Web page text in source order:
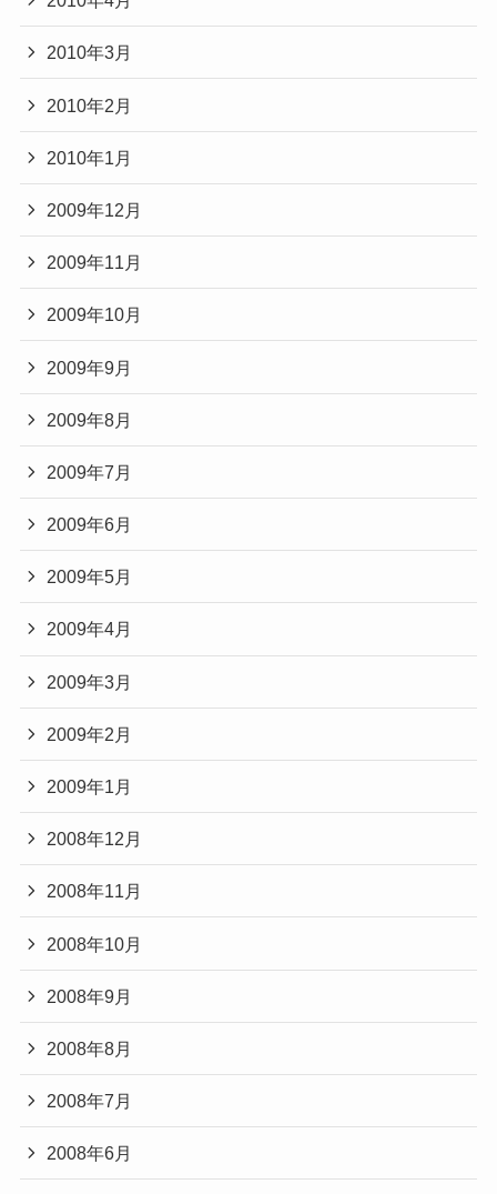
2010年3月
2010年2月
2010年1月
2009年12月
2009年11月
2009年10月
2009年9月
2009年8月
2009年7月
2009年6月
2009年5月
2009年4月
2009年3月
2009年2月
2009年1月
2008年12月
2008年11月
2008年10月
2008年9月
2008年8月
2008年7月
2008年6月